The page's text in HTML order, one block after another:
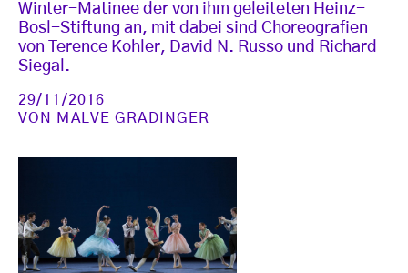
Winter-Matinee der von ihm geleiteten Heinz-
Bosl-Stiftung an, mit dabei sind Choreografien
von Terence Kohler, David N. Russo und Richard
Siegal.
29/11/2016
VON MALVE GRADINGER